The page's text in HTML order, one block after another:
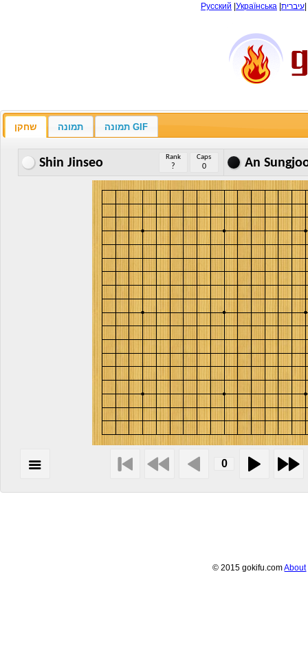
Русский Українська עיברית
שחקן תמונה תמונה GIF
Shin Jinseo Rank
?
Caps
0 An
© 2015 gokifu.comAbout